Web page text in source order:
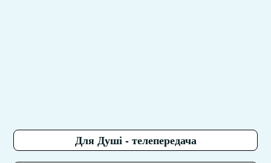
Для Душі - телепередача